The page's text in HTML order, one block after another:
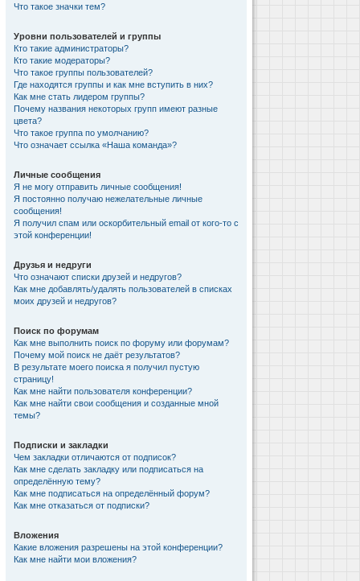
Что такое значки тем?
Уровни пользователей и группы
Кто такие администраторы?
Кто такие модераторы?
Что такое группы пользователей?
Где находятся группы и как мне вступить в них?
Как мне стать лидером группы?
Почему названия некоторых групп имеют разные
цвета?
Что такое группа по умолчанию?
Что означает ссылка «Наша команда»?
Личные сообщения
Я не могу отправить личные сообщения!
Я постоянно получаю нежелательные личные
сообщения!
Я получил спам или оскорбительный email от кого-то с
этой конференции!
Друзья и недруги
Что означают списки друзей и недругов?
Как мне добавлять/удалять пользователей в списках
моих друзей и недругов?
Поиск по форумам
Как мне выполнить поиск по форуму или форумам?
Почему мой поиск не даёт результатов?
В результате моего поиска я получил пустую
страницу!
Как мне найти пользователя конференции?
Как мне найти свои сообщения и созданные мной
темы?
Подписки и закладки
Чем закладки отличаются от подписок?
Как мне сделать закладку или подписаться на
определённую тему?
Как мне подписаться на определённый форум?
Как мне отказаться от подписки?
Вложения
Какие вложения разрешены на этой конференции?
Как мне найти мои вложения?